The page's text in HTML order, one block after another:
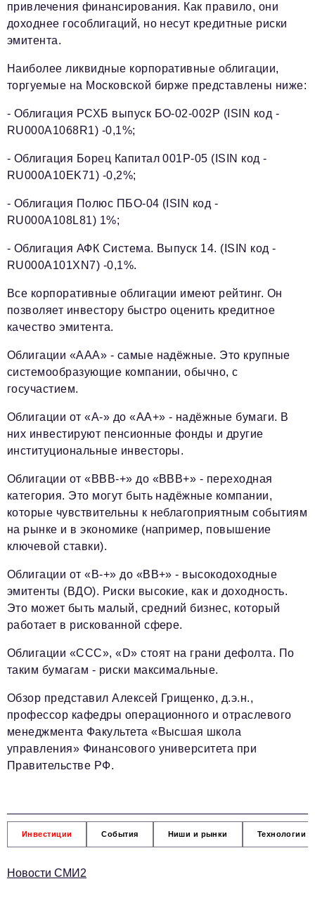
привлечения финансирования. Как правило, они
доходнее гособлигаций, но несут кредитные риски
эмитента.
Наиболее ликвидные корпоративные облигации,
торгуемые на Московской бирже представлены ниже:
- Облигация РСХБ выпуск БО-02-002Р (ISIN код -
RU000A1068R1) -0,1%;
- Облигация Борец Капитал 001Р-05 (ISIN код -
RU000A10EK71) -0,2%;
- Облигация Полюс ПБО-04 (ISIN код -
RU000A108L81) 1%;
- Облигация АФК Система. Выпуск 14. (ISIN код -
RU000A101XN7) -0,1%.
Все корпоративные облигации имеют рейтинг. Он
позволяет инвестору быстро оценить кредитное
качество эмитента.
Облигации «ААА» - самые надёжные. Это крупные
системообразующие компании, обычно, с
госучастием.
Облигации от «A-» до «АА+» - надёжные бумаги. В
них инвестируют пенсионные фонды и другие
институциональные инвесторы.
Облигации от «BBB-+» до «BBB+» - переходная
категория. Это могут быть надёжные компании,
которые чувствительны к неблагоприятным событиям
на рынке и в экономике (например, повышение
ключевой ставки).
Облигации от «B-+» до «BB+» - высокодоходные
эмитенты (ВДО). Риски высокие, как и доходность.
Это может быть малый, средний бизнес, который
работает в рискованной сфере.
Облигации «СCC», «D» стоят на грани дефолта. По
таким бумагам - риски максимальные.
Обзор представил Алексей Грищенко, д.э.н.,
профессор кафедры операционного и отраслевого
менеджмента Факультета «Высшая школа
управления» Финансового университета при
Правительстве РФ.
Инвестиции События Ниши и рынки Технологии
Новости СМИ2